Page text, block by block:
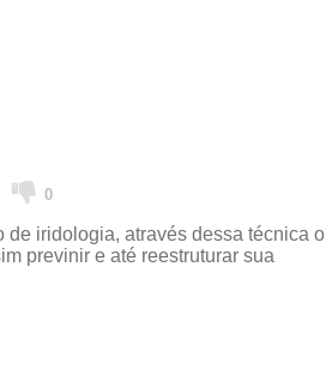
0
iridologia, através dessa técnica o
previnir e até reestruturar sua